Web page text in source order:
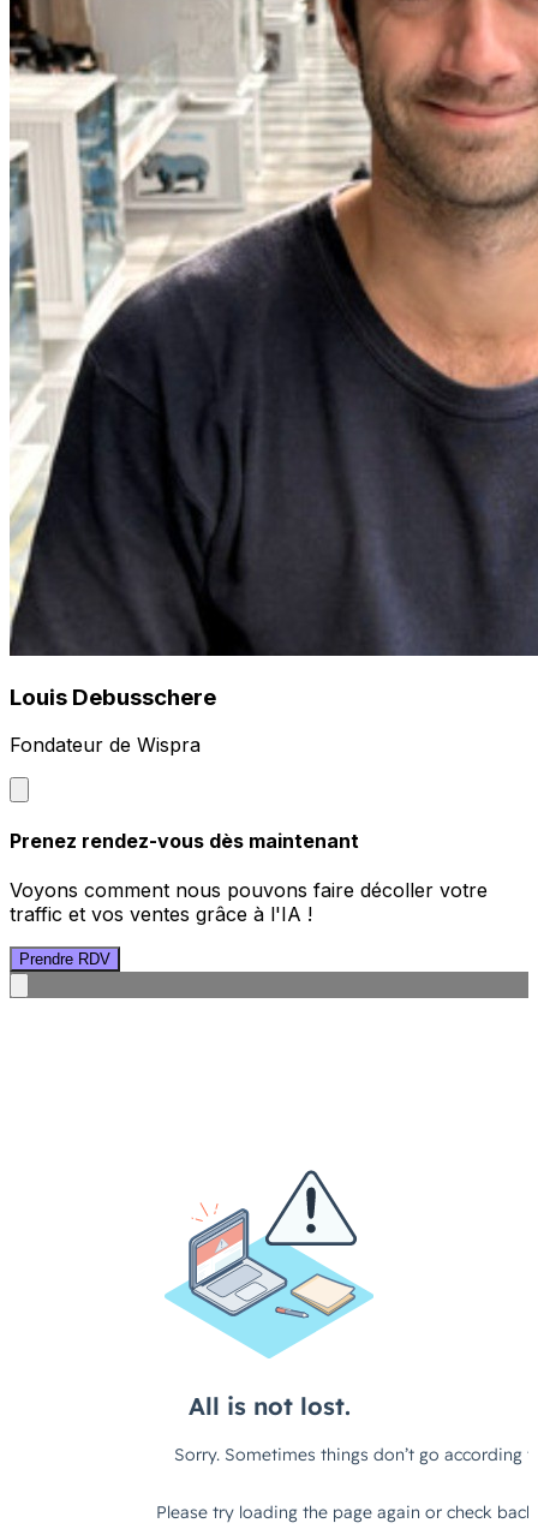
Louis Debusschere
Fondateur de Wispra
Prenez rendez-vous dès maintenant
Voyons comment nous pouvons faire décoller votre
traffic et vos ventes grâce à l'IA !
Prendre RDV